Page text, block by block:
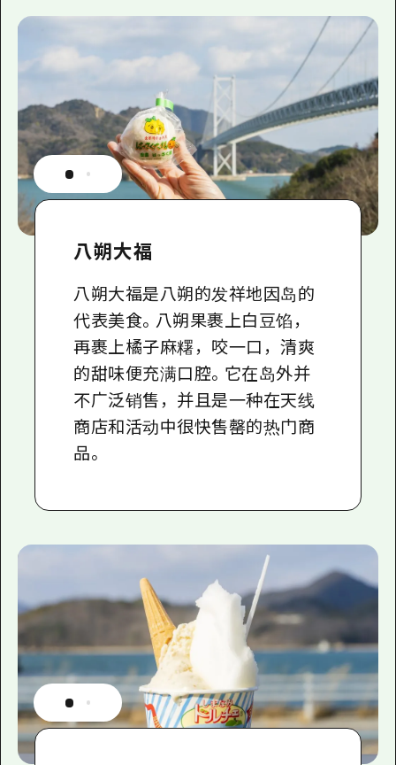
八朔大福
八朔大福是八朔的发祥地因岛的
代表美食。八朔果裹上白豆馅，
再裹上橘子麻糬，咬一口，清爽
的甜味便充满口腔。它在岛外并
不广泛销售，并且是一种在天线
商店和活动中很快售罄的热门商
品。